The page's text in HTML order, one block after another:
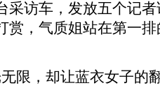
采访车，发放五个记
赏，气质姐站在第一
限，却让蓝衣女子的